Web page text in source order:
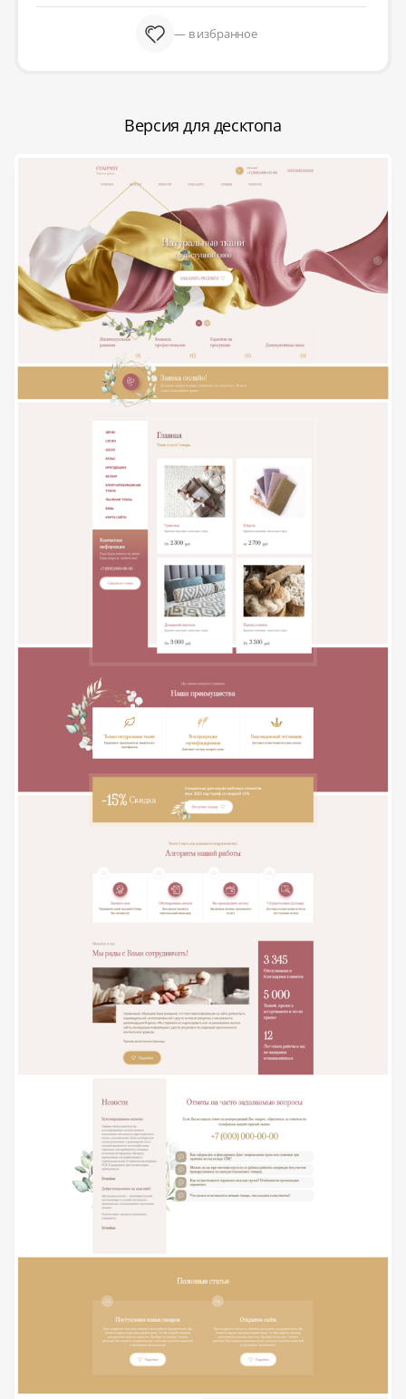
— в избранное
Версия для десктопа